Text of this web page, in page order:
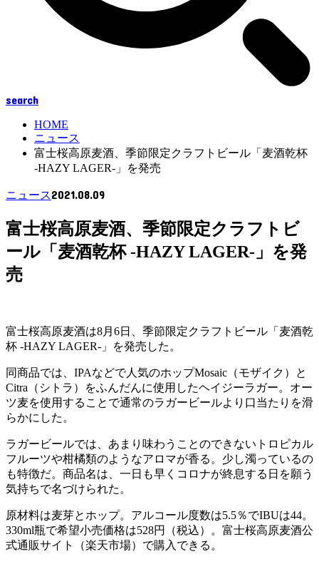
search
HOME
ニュース
富士桜高原麦酒、季節限定クラフトビール「麦酒乾杯
-HAZY LAGER-」を発売
ニュース2021.08.09
富士桜高原麦酒、季節限定クラフトビ
ール「麦酒乾杯 -HAZY LAGER-」を発
売
富士桜高原麦酒は8月6日、季節限定クラフトビール「麦酒乾
杯 -HAZY LAGER-」を発売した。
同商品では、IPAなどで人気のホップMosaic（モザイク）と
Citra（シトラ）をふんだんに使用したヘイジーラガー。オー
ツ麦を使用することで通常のラガービールより口当たりを滑
らかにした。
ラガービールでは、あまり味わうことのできないトロピカル
フルーツや柑橘類のようなアロマが香る。少し濁っているの
も特徴だ。商品名は、一日も早くコロナが終息する日を願う
気持ちで名づけられた。
原材料は麦芽とホップ。アルコール度数は5.5％でIBUは44。
330ml瓶で希望小売価格は528円（税込）。富士桜高原麦酒公
式通販サイト（楽天市場）で購入できる。